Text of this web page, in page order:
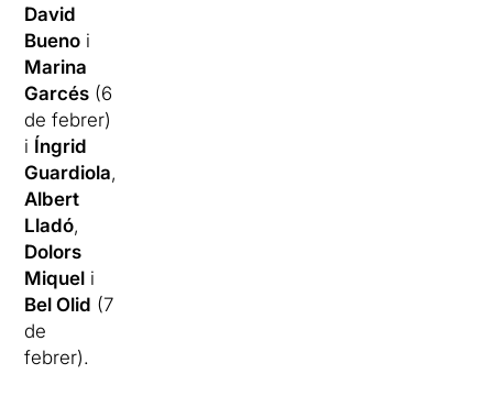
David
Bueno i
Marina
Garcés (6
de febrer)
i Íngrid
Guardiola,
Albert
Lladó,
Dolors
Miquel i
Bel Olid (7
de
febrer).